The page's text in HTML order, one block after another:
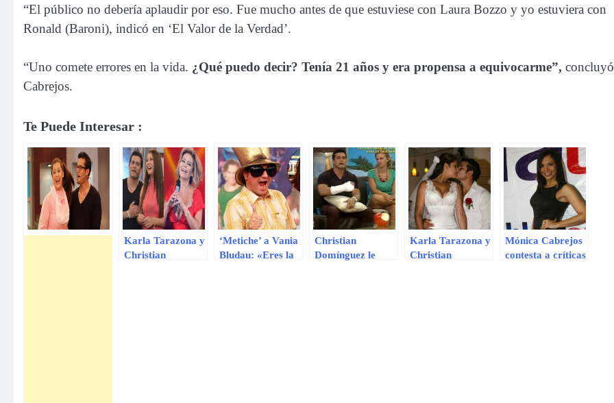
“El público no debería aplaudir por eso. Fue mucho antes de que estuviese con Laura Bozzo y yo estuviera con
Ronald (Baroni), indicó en ‘El Valor de la Verdad’.
“Uno comete errores en la vida. ¿Qué puedo decir? Tenía 21 años y era propensa a equivocarme”, concluyó
Cabrejos.
Te Puede Interesar :
Karla Tarazona y
Christian
‘Metiche’ a Vania
Bludau: «Eres la
Christian
Domínguez le
Karla Tarazona y
Christian
Mónica Cabrejos
contesta a críticas